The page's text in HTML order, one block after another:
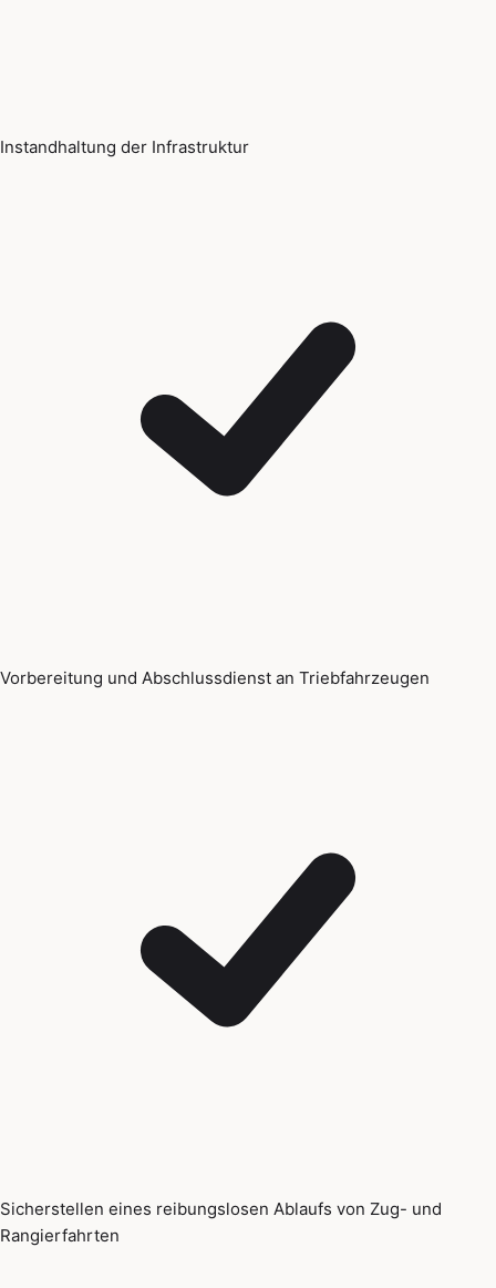
Instandhaltung der Infrastruktur
Vorbereitung und Abschlussdienst an Triebfahrzeugen
Sicherstellen eines reibungslosen Ablaufs von Zug- und
Rangierfahrten